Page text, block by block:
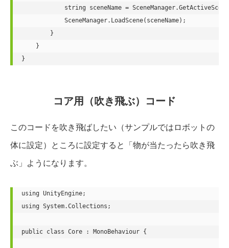
string sceneName =
            SceneManager.LoadScene(sceneName);
        }
    }
}
コア用（吹き飛ぶ）コード
このコードを吹き飛ばしたい（サンプルではロボットの
体に設定）ところに設定すると「物が当たったら吹き飛
ぶ」ようになります。
using UnityEngine;
using System.Collections;
public class Core : MonoBehaviour {